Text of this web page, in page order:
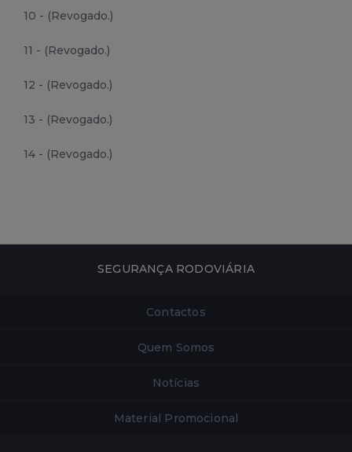
10 - (Revogado.)
11 - (Revogado.)
12 - (Revogado.)
13 - (Revogado.)
14 - (Revogado.)
SEGURANÇA RODOVIÁRIA
Contactos
Quem Somos
Notícias
Material Promocional